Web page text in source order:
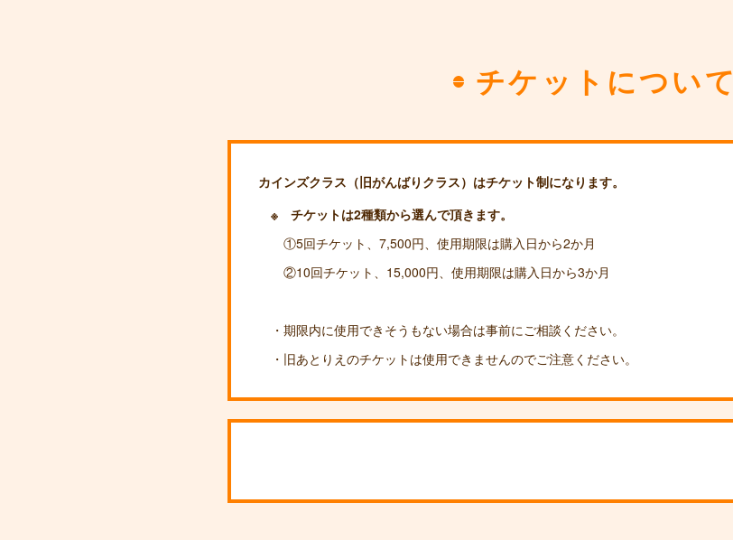
チケットについて
カインズクラス（旧がんばりクラス）はチケット制になります。
※ チケットは2種類から選んで頂きます。
①5回チケット、7,500円、使用期限は購入日から2か月
②10回チケット、15,000円、使用期限は購入日から3か月
・期限内に使用できそうもない場合は事前にご相談ください。
・旧あとりえのチケットは使用できませんのでご注意ください。